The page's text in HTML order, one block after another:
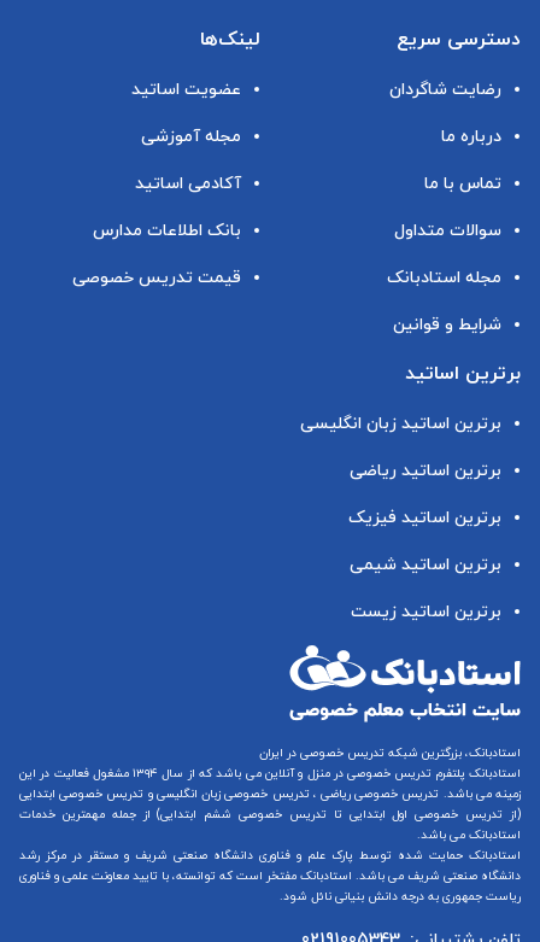
دسترسی سریع
رضایت شاگردان
درباره ما
تماس با ما
سوالات متداول
مجله استادبانک
شرایط و قوانین
لینک‌ها
عضویت اساتید
مجله آموزشی
آکادمی اساتید
بانک اطلاعات مدارس
قیمت تدریس خصوصی
برترین اساتید
برترین اساتید زبان انگلیسی
برترین اساتید ریاضی
برترین اساتید فیزیک
برترین اساتید شیمی
برترین اساتید زیست
استادبانک، بزرگترین شبکه تدریس خصوصی در ایران
استادبانک پلتفرم تدریس خصوصی در منزل و آنلاین
می باشد که از سال ۱۳۹۴ مشغول فعالیت در این
زمینه می باشد. تدریس خصوصی ریاضی ، تدریس خصوصی زبان انگلیسیو تدریس خصوصی ابتدایی
(از تدریس خصوصی اول ابتدایی تا تدریس خصوصی ششم ابتدایی) از جمله مهمترین خدمات
استادبانک می باشد.
استادبانک حمایت شده توسط پارک علم و فناوری دانشگاه صنعتی شریف و مستقر در مرکز رشد
دانشگاه صنعتی شریف می باشد. استادبانک مفتخر است که توانسته، با تایید معاونت علمی و فناوری
ریاست جمهوری به درجه دانش بنیانی نائل شود.